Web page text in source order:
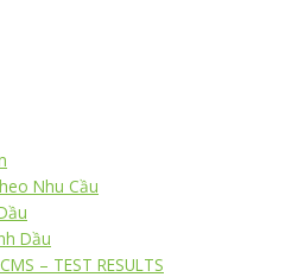
Nhu Cầu
Dầu
– TEST RESULTS